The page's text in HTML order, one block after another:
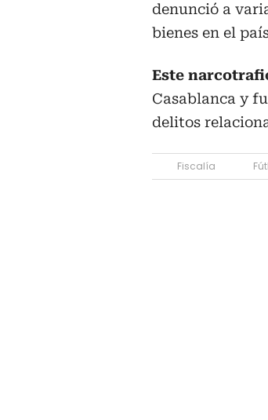
denunció a
bienes en el
Este
Casablanca y
delitos
Fiscalía